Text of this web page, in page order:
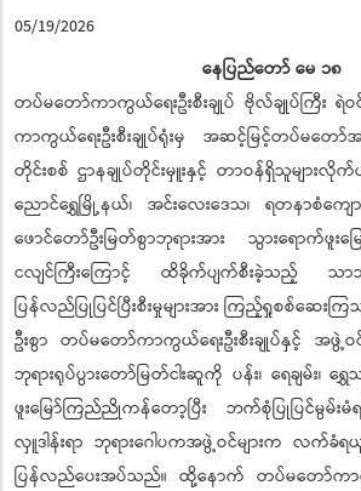
05/19/2026
နေပြည်တော် မေ ၁၈
တပ်မတော်ကာကွယ်ရေးဦးစီးချုပ် ဗိုလ်ချုပ်ကြီး ရဲဝ
ကာကွယ်ရေးဦးစီးချုပ်ရုံးမှ အဆင့်မြင့်တပ်မတော်အရ
တိုင်းစစ် ဌာနချုပ်တိုင်းမှူးနှင့် တာဝန်ရှိသူများလို
ညောင်ရွှေမြို့နယ်၊ အင်းလေးဒေသ၊ ရတနာစံကျေ
ဖောင်တော်ဦးမြတ်စွာဘုရားအား သွားရောက်ဖူးမ
ငလျင်ကြီးကြောင့် ထိခိုက်ပျက်စီးခဲ့သည့် သာ
ပြန်လည်ပြုပြင်ပြီးစီးမှုများအား ကြည့်ရှုစစ်ဆေးက
ဦးစွာ တပ်မတော်ကာကွယ်ရေးဦးစီးချုပ်နှင့် အဖွဲ့ဝ
ဘုရားရုပ်ပွားတော်မြတ်ငါးဆူကို ပန်း၊ ရေချမ်း၊ ရွှ
ဖူးမြော်ကြည်ညိုကန်တော့ပြီး ဘက်စုံပြုပြင်မွမ်
လှူဒါန်းရာ ဘုရားဂေါပကအဖွဲ့ဝင်များက လက်ခံရယူ
ပြန်လည်ပေးအပ်သည်။ ထို့နောက် တပ်မတော်ကာကွ